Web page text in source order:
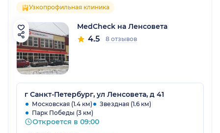
Узкопрофильная клиника
MedCheck на Ленсовета
4.5 8 отзывов
г Санкт-Петербург, ул Ленсовета, д 41
Московская (1.4 км)
Звездная (1.6 км)
Парк Победы (3 км)
Откроется в 09:00